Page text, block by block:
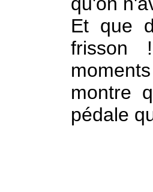
Et que
frisson
montre